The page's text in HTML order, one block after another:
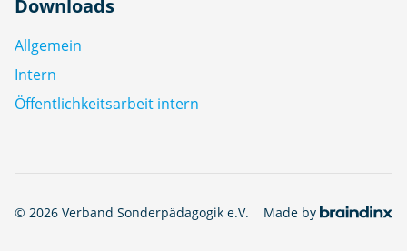
Downloads
Allgemein
Intern
Öffentlichkeitsarbeit intern
© 2026 Verband Sonderpädagogik e.V. Made by